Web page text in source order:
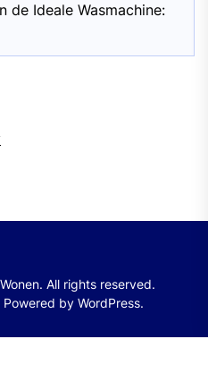
de Ideale Wasmachine:
All rights reserved.
Powered by WordPress.